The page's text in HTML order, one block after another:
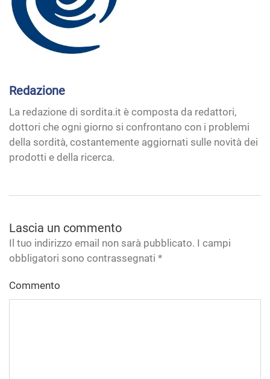
Redazione
La redazione di sordita.it è composta da redattori,
dottori che ogni giorno si confrontano con i problemi
della sordità, costantemente aggiornati sulle novità dei
prodotti e della ricerca.
Lascia un commento
Il tuo indirizzo email non sarà pubblicato. I campi
obbligatori sono contrassegnati *
Commento